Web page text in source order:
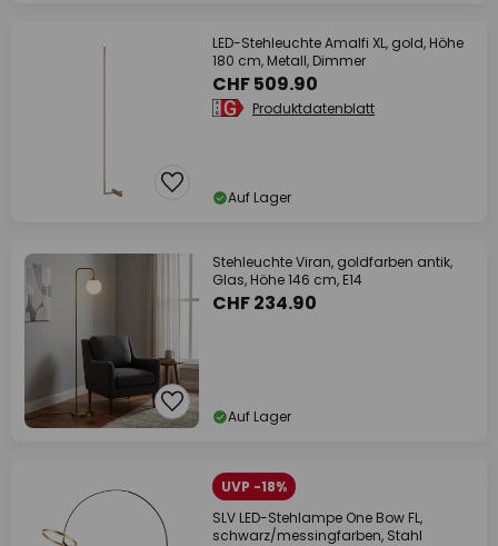
LED-Stehleuchte Amalfi XL, gold, Höhe
180 cm, Metall, Dimmer
CHF 509.90
Produktdatenblatt
Auf Lager
Stehleuchte Viran, goldfarben antik,
Glas, Höhe 146 cm, E14
CHF 234.90
Auf Lager
UVP -18%
SLV LED-Stehlampe One Bow FL,
schwarz/messingfarben, Stahl